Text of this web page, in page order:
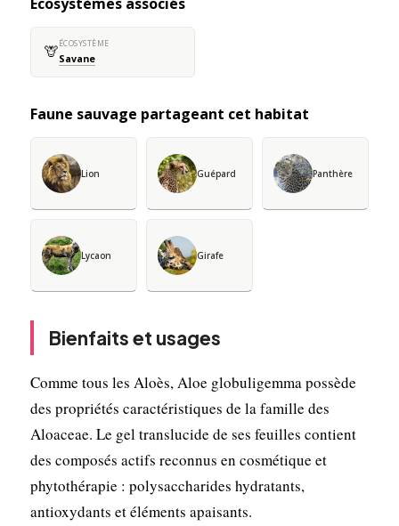
🦒ÉCOSYSTÈME
Savane
Faune sauvage partageant cet habitat
Lion Guépard Panthère
Lycaon Girafe
Bienfaits et usages
Comme tous les Aloès, Aloe globuligemma possède
des propriétés caractéristiques de la famille des
Aloaceae. Le gel translucide de ses feuilles contient
des composés actifs reconnus en cosmétique et
phytothérapie : polysaccharides hydratants,
antioxydants et éléments apaisants.